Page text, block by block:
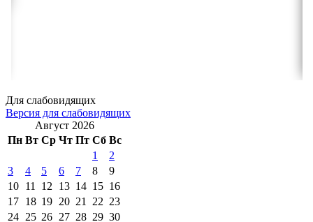
Для слабовидящих
Версия для слабовидящих
Август 2026
Пн Вт Ср Чт Пт Сб Вс
1
2
3
4 5 6 7 8
9
10 11 12 13 14 15 16
17 18 19 20 21 22 23
24 25 26 27 28 29 30